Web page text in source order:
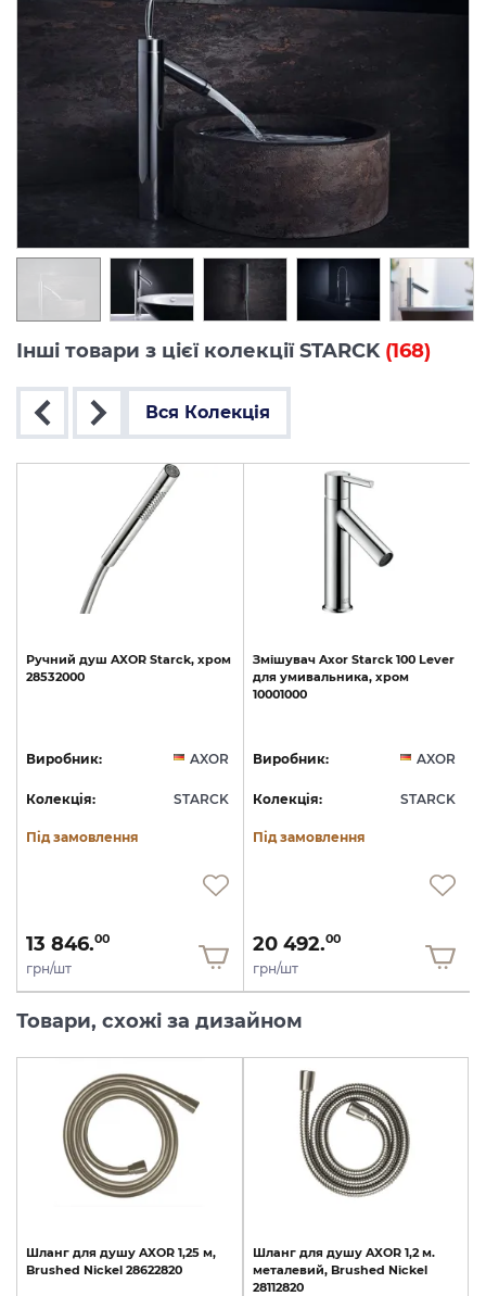
Інші товари з цієї колекції STARCK (168)
Вся Колекція
Ручний душ AXOR Starck, хром
28532000
Виробник: AXOR
Колекція: STARCK
Під замовлення
13 846.00
грн/шт
Змішувач Axor Starck 100 Lever
для умивальника, хром
10001000
Виробник: AXOR
Колекція: STARCK
Під замовлення
20 492.00
грн/шт
Товари, схожі за дизайном
Шланг для душу AXOR 1,25 м,
Brushed Nickel 28622820
Шланг для душу AXOR 1,2 м.
металевий, Brushed Nickel
28112820